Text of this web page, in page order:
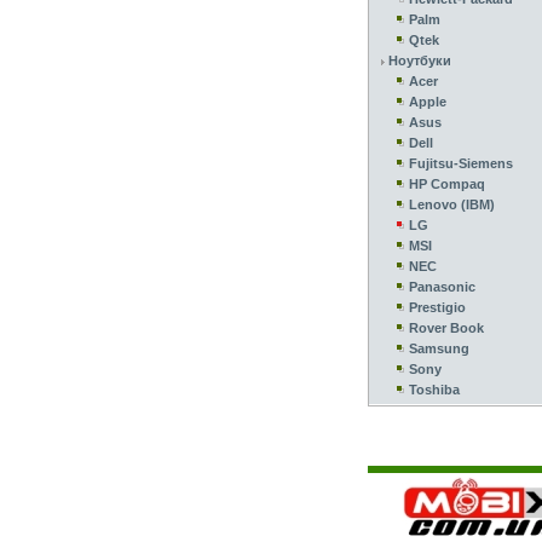
Palm
Qtek
Ноутбуки
Acer
Apple
Asus
Dell
Fujitsu-Siemens
HP Compaq
Lenovo (IBM)
LG
MSI
NEC
Panasonic
Prestigio
Rover Book
Samsung
Sony
Toshiba